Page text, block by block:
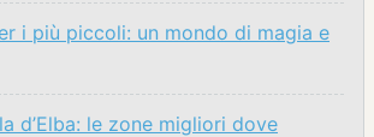
i più piccoli: un mondo di magia e
d’Elba: le zone migliori dove